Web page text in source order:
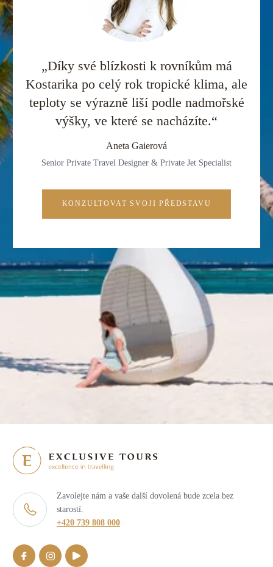
„Díky své blízkosti k rovníkům má
Kostarika po celý rok tropické klima, ale
teploty se výrazně liší podle nadmořské
výšky, ve které se nacházíte.“
Aneta Gaierová
Senior Private Travel Designer & Private Jet Specialist
KONZULTOVAT SVOJI PŘEDSTAVU
Zavolejte nám a vaše další dovolená bude zcela bez
starostí.
+420 739 808 000